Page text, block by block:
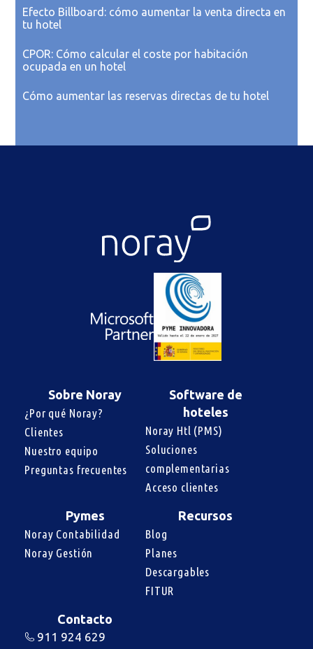
Efecto Billboard: cómo aumentar la venta directa en
tu hotel
CPOR: Cómo calcular el coste por habitación
ocupada en un hotel
Cómo aumentar las reservas directas de tu hotel
Sobre Noray
¿Por qué Noray?
Clientes
Nuestro equipo
Preguntas frecuentes
Software de
hoteles
Noray Htl (PMS)
Soluciones
complementarias
Acceso clientes
Pymes
Noray Contabilidad
Noray Gestión
Recursos
Blog
Planes
Descargables
FITUR
Contacto
911 924 629